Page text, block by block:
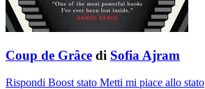
Coup de Grâce di Sofia Ajram
Rispondi Boost stato Metti mi piace allo stato